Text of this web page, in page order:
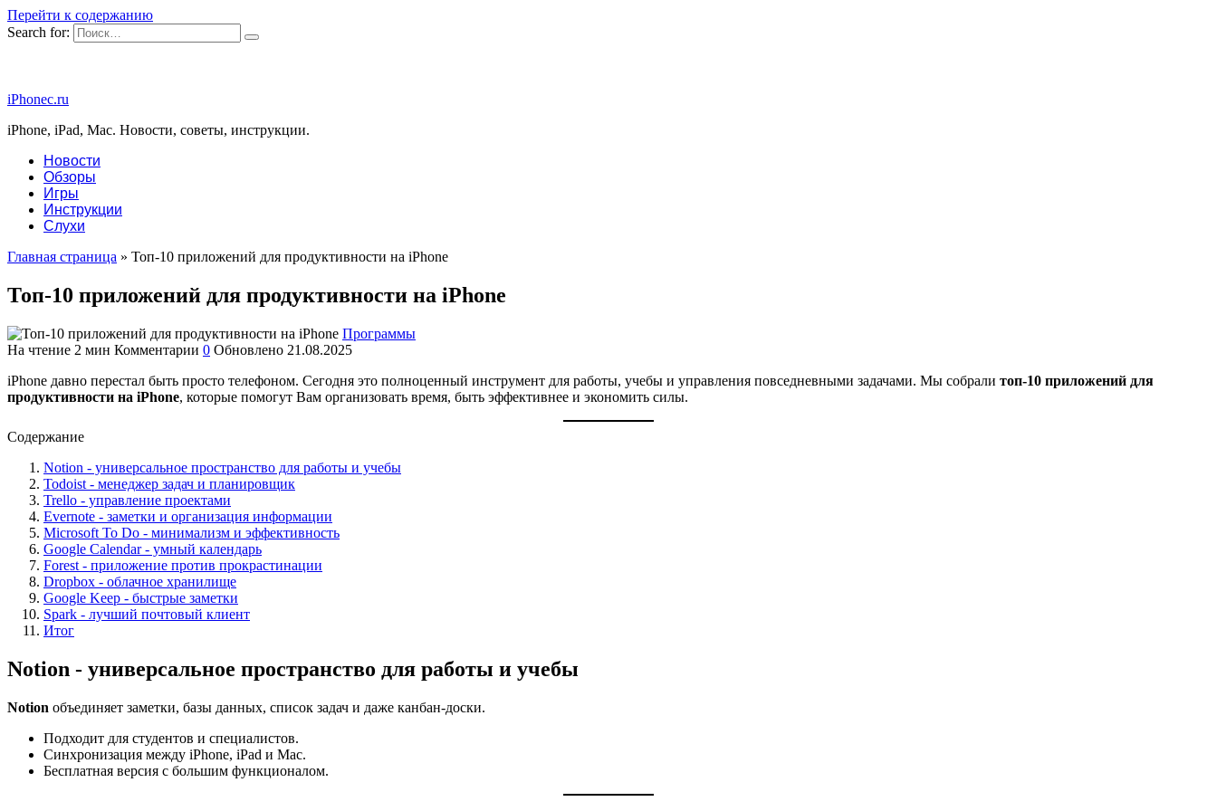
Перейти к содержанию
Search for:
iPhonec.ru
iPhone, iPad, Mac. Новости, советы, инструкции.
Новости
Обзоры
Игры
Инструкции
Слухи
Главная страница » Топ-10 приложений для продуктивности на iPhone
Топ-10 приложений для продуктивности на iPhone
Программы
На чтение 2 мин Комментарии 0 Обновлено 21.08.2025
iPhone давно перестал быть просто телефоном. Сегодня это полноценный инструмент для работы, учебы и управления повседневными задачами. Мы собрали топ-10 приложений для
продуктивности на iPhone, которые помогут Вам организовать время, быть эффективнее и экономить силы.
Содержание
Notion - универсальное пространство для работы и учебы
Todoist - менеджер задач и планировщик
Trello - управление проектами
Evernote - заметки и организация информации
Microsoft To Do - минимализм и эффективность
Google Calendar - умный календарь
Forest - приложение против прокрастинации
Dropbox - облачное хранилище
Google Keep - быстрые заметки
Spark - лучший почтовый клиент
Итог
Notion - универсальное пространство для работы и учебы
Notion объединяет заметки, базы данных, список задач и даже канбан-доски.
Подходит для студентов и специалистов.
Синхронизация между iPhone, iPad и Mac.
Бесплатная версия с большим функционалом.